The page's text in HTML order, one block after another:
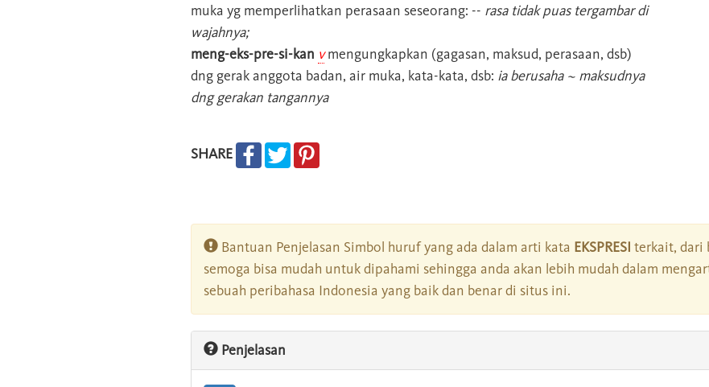
muka yg memperlihatkan perasaan seseorang: -- rasa tidak puas tergambar di
wajahnya;
meng-eks-pre-si-kan vmengungkapkan (gagasan, maksud, perasaan, dsb)
dng gerak anggota badan, air muka, kata-kata, dsb: ia berusaha ~ maksudnya
dng gerakan tangannya
SHARE
Bantuan Penjelasan Simbol huruf yang ada dalam arti kata EKSPRESI terkait, dari
semoga bisa mudah untuk dipahami sehingga anda akan lebih mudah dalam
sebuah peribahasa Indonesia yang baik dan benar di situs ini.
Penjelasan